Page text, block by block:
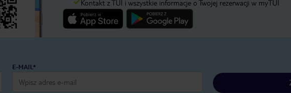
Kontakt z TUI i wszystkie informacje o Twojej rezerwacji w myTUI
E-MAIL*